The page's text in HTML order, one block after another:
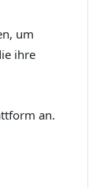
um
ihre
an.